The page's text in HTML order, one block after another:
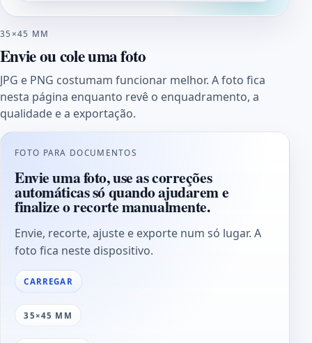
35×45 MM
Envie ou cole uma foto
JPG e PNG costumam funcionar melhor. A foto fica
nesta página enquanto revê o enquadramento, a
qualidade e a exportação.
FOTO PARA DOCUMENTOS
Envie uma foto, use as correções
automáticas só quando ajudarem e
finalize o recorte manualmente.
Envie, recorte, ajuste e exporte num só lugar. A
foto fica neste dispositivo.
CARREGAR
35×45 MM